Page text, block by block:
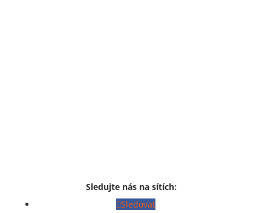
Sledujte nás na sítích:
Sledovat